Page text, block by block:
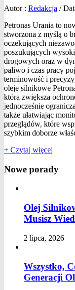
Autor : Redakcja /
Petronas Urania to
stworzona z myślą o
oczekujących
poszukujących
drogowych oraz w
paliwo i czas pracy
terminowość i
oleje silnikowe
która zwiększa
jednocześnie
także ułatwiając
przeglądów, które
szybkim doborze
+ Czytaj więcej
Nowe porady
Olej
Musisz
2 lipca, 2026
Wszystko,
Generacji